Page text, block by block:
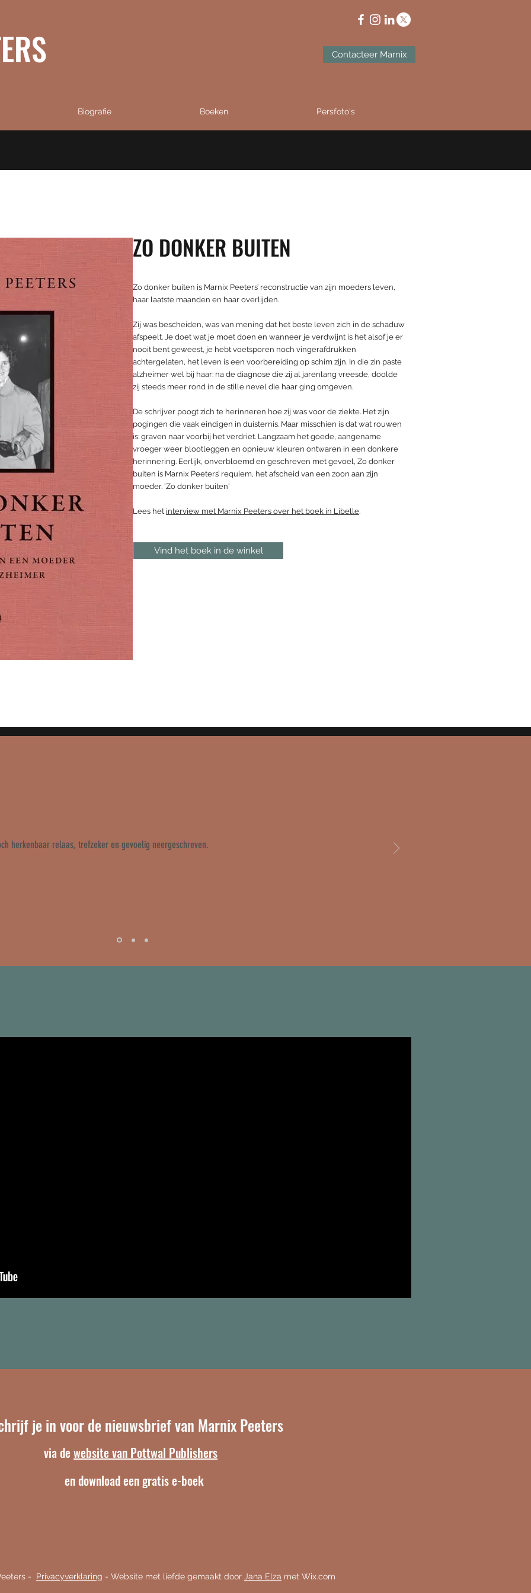
Contacteer Marnix
Biografie Boeken Persfoto's
ZO DONKER BUITEN
Zo donker buiten is Marnix Peeters’ reconstructie van zijn moeders leven,
haar laatste maanden en haar overlijden.
Zij was bescheiden, was van mening dat het beste leven zich in de schaduw
afspeelt. Je doet wat je moet doen en wanneer je verdwijnt is het alsof je er
nooit bent geweest, je hebt voetsporen noch vingerafdrukken
achtergelaten, het leven is een voorbereiding op schim zijn. In die zin paste
alzheimer wel bij haar: na de diagnose die zij al jarenlang vreesde, doolde
zij steeds meer rond in de stille nevel die haar ging omgeven.
De schrijver poogt zich te herinneren hoe zij was voor de ziekte. Het zijn
pogingen die vaak eindigen in duisternis. Maar misschien is dat wat rouwen
is: graven naar voorbij het verdriet. Langzaam het goede, aangename
vroeger weer blootleggen en opnieuw kleuren ontwaren in een donkere
herinnering. Eerlijk, onverbloemd en geschreven met gevoel, Zo donker
buiten is Marnix Peeters’ requiem, het afscheid van een zoon aan zijn
moeder. 'Zo donker buiten'
Lees het interview met Marnix Peeters over het boek in Libelle.
Vind het boek in de winkel
herkenbaar relaas, trefzeker en gevoelig neergeschreven.
je in voor de nieuwsbrief van Marnix Peeters
via de website van Pottwal Publishers
en download een gratis e-boek
- Privacyverklaring - Website met liefde gemaakt door Jana Elza met Wix.com